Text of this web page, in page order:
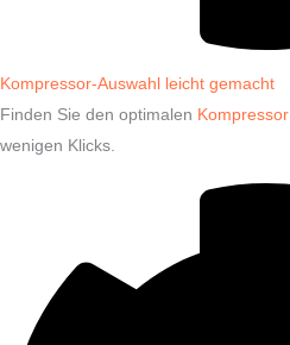
Kompressor-Auswahl leicht gemacht
Finden Sie den optimalen Kompressor
wenigen Klicks.